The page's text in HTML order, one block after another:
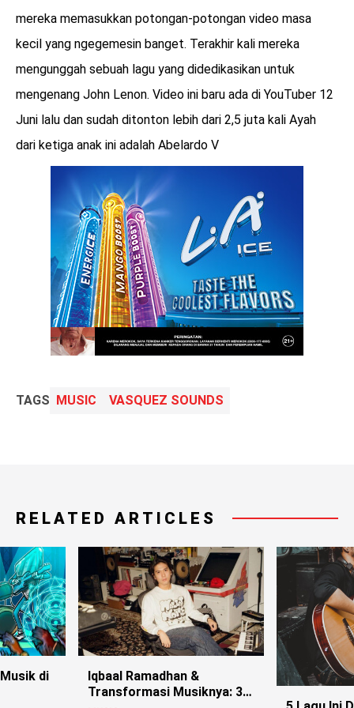
mereka memasukkan potongan-potongan video masa
kecil yang ngegemesin banget. Terakhir kali mereka
mengunggah sebuah lagu yang didedikasikan untuk
mengenang John Lenon. Video ini baru ada di YouTuber 12
Juni lalu dan sudah ditonton lebih dari 2,5 juta kali Ayah
dari ketiga anak ini adalah Abelardo V
TAGS MUSIC VASQUEZ SOUNDS
RELATED ARTICLES
di
Iqbaal Ramadhan &
Transformasi Musiknya: 3